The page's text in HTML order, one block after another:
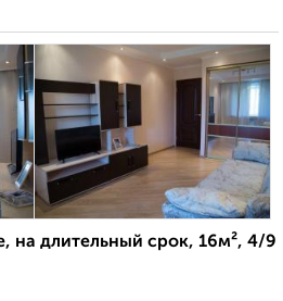
на длительный срок, 16м², 4/9